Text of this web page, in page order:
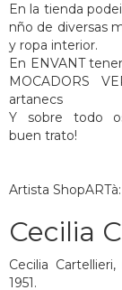
En la tienda
nño de diversas
y ropa interior.
En ENVANT
MOCADORS
artanecs
Y sobre todo
buen trato!
Artista ShopARTà:
Cecilia
Cecilia
1951.